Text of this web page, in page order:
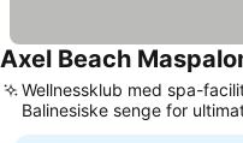
Axel Beach
Wellnessklub med spa-
Balinesiske senge for
afslapning